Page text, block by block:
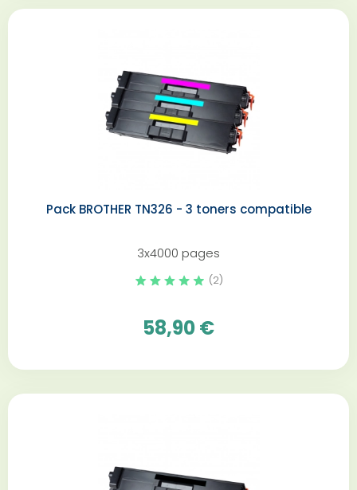
Pack BROTHER TN326 - 3 toners compatible
3x4000 pages
(2)
58,90 €